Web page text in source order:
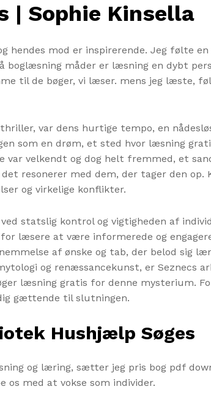
| Sophie Kinsella
hendes mod er inspirerende. Jeg følte
måder er læsning en dybt
til de bøger, vi læser. mens jeg læste,
var dens hurtige tempo, en
som en drøm, et sted hvor læsning
var velkendt og dog helt fremmed, et
det resonerer med dem, der tager den
og virkelige konflikter.
statslig kontrol og vigtigheden af
læsere at være informerede og
af ønske og tab, der belod sig
og renæssancekunst, er Seznecs
læsning gratis for denne mysterium.
gættende til slutningen.
Hushjælp Søges
og læring, sætter jeg pris bog pdf
med at vokse som individer.